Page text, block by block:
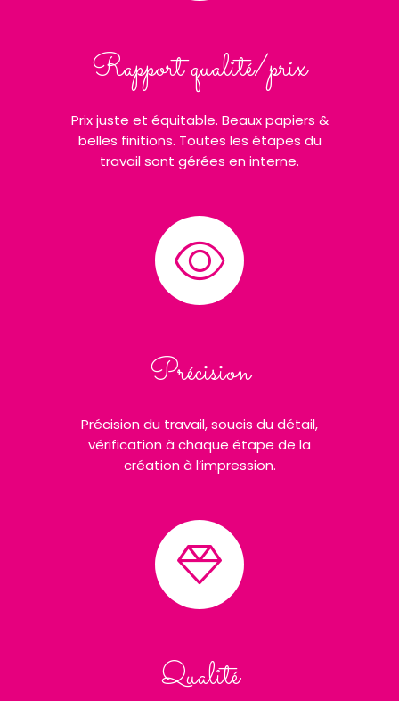
Qualité
Précision
Précision du travail, soucis du détail,
vérification à chaque étape de la
création à l’impression.
Rapport qualité/prix
Prix juste et équitable. Beaux papiers &
belles finitions. Toutes les étapes du
travail sont gérées en interne.